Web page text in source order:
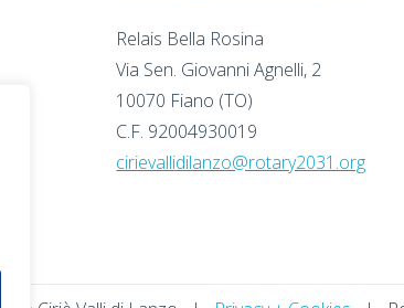
Relais Bella Rosina
Via Sen. Giovanni Agnelli, 2
10070 Fiano (TO)
C.F. 92004930019
cirievallidilanzo@rotary2031.org